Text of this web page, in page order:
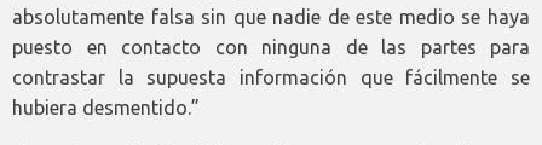
absolutamente falsa sin que nadie de este medio se haya
puesto en contacto con ninguna de las partes para
contrastar la supuesta información que fácilmente se
hubiera desmentido.”